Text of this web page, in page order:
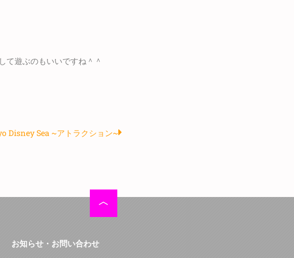
て遊ぶのもいいですね＾＾
Disney Sea ~アトラクション~Next
お知らせ・お問い合わせ